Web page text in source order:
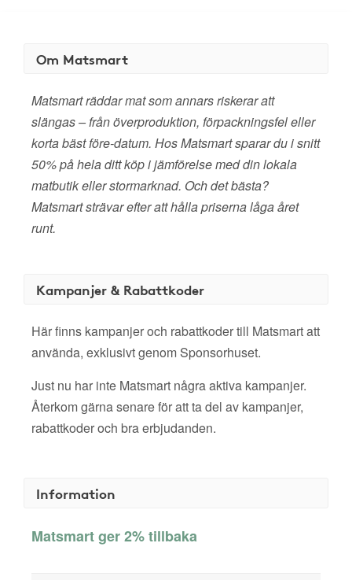
Om Matsmart
Matsmart räddar mat som annars riskerar att
slängas – från överproduktion, förpackningsfel eller
korta bäst före-datum. Hos Matsmart sparar du i snitt
50% på hela ditt köp i jämförelse med din lokala
matbutik eller stormarknad. Och det bästa?
Matsmart strävar efter att hålla priserna låga året
runt.
Kampanjer & Rabattkoder
Här finns kampanjer och rabattkoder till Matsmart att
använda, exklusivt genom Sponsorhuset.
Just nu har inte Matsmart några aktiva kampanjer.
Återkom gärna senare för att ta del av kampanjer,
rabattkoder och bra erbjudanden.
Information
Matsmart ger 2% tillbaka